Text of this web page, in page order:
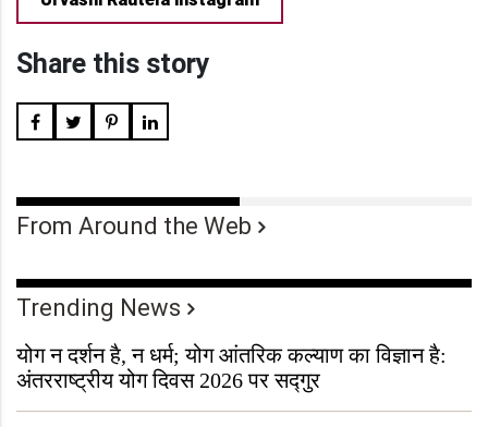
Share this story
From Around the Web
Trending News
योग न दर्शन है, न धर्म; योग आंतरिक कल्याण का विज्ञान है:
अंतरराष्ट्रीय योग दिवस 2026 पर सद्गुर